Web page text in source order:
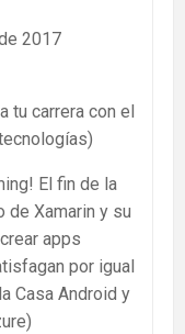
2017
tu carrera con el
El fin de la
de Xamarin y su
apps
por igual
Casa Android y